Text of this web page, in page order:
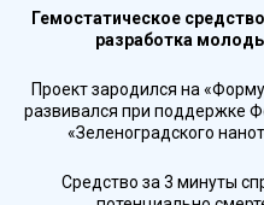
Гемостатическое
разработка
Проект зародился на
развивался при поддержке
«Зеленоградского
Средство за 3 минуты